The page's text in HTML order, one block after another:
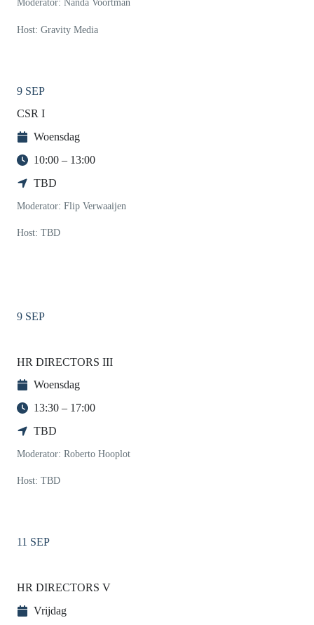
Moderator: Nanda Voortman
Host: Gravity Media
9 SEP
CSR I
Woensdag
10:00 – 13:00
TBD
Moderator: Flip Verwaaijen
Host: TBD
9 SEP
HR DIRECTORS III
Woensdag
13:30 – 17:00
TBD
Moderator: Roberto Hooplot
Host: TBD
11 SEP
HR DIRECTORS V
Vrijdag